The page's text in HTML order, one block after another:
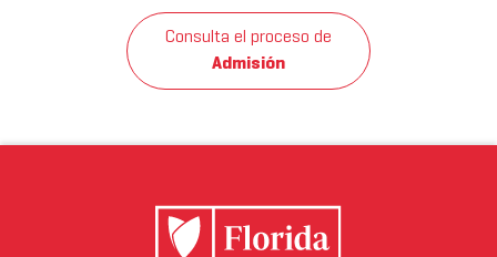
Consulta el proceso de
Admisión